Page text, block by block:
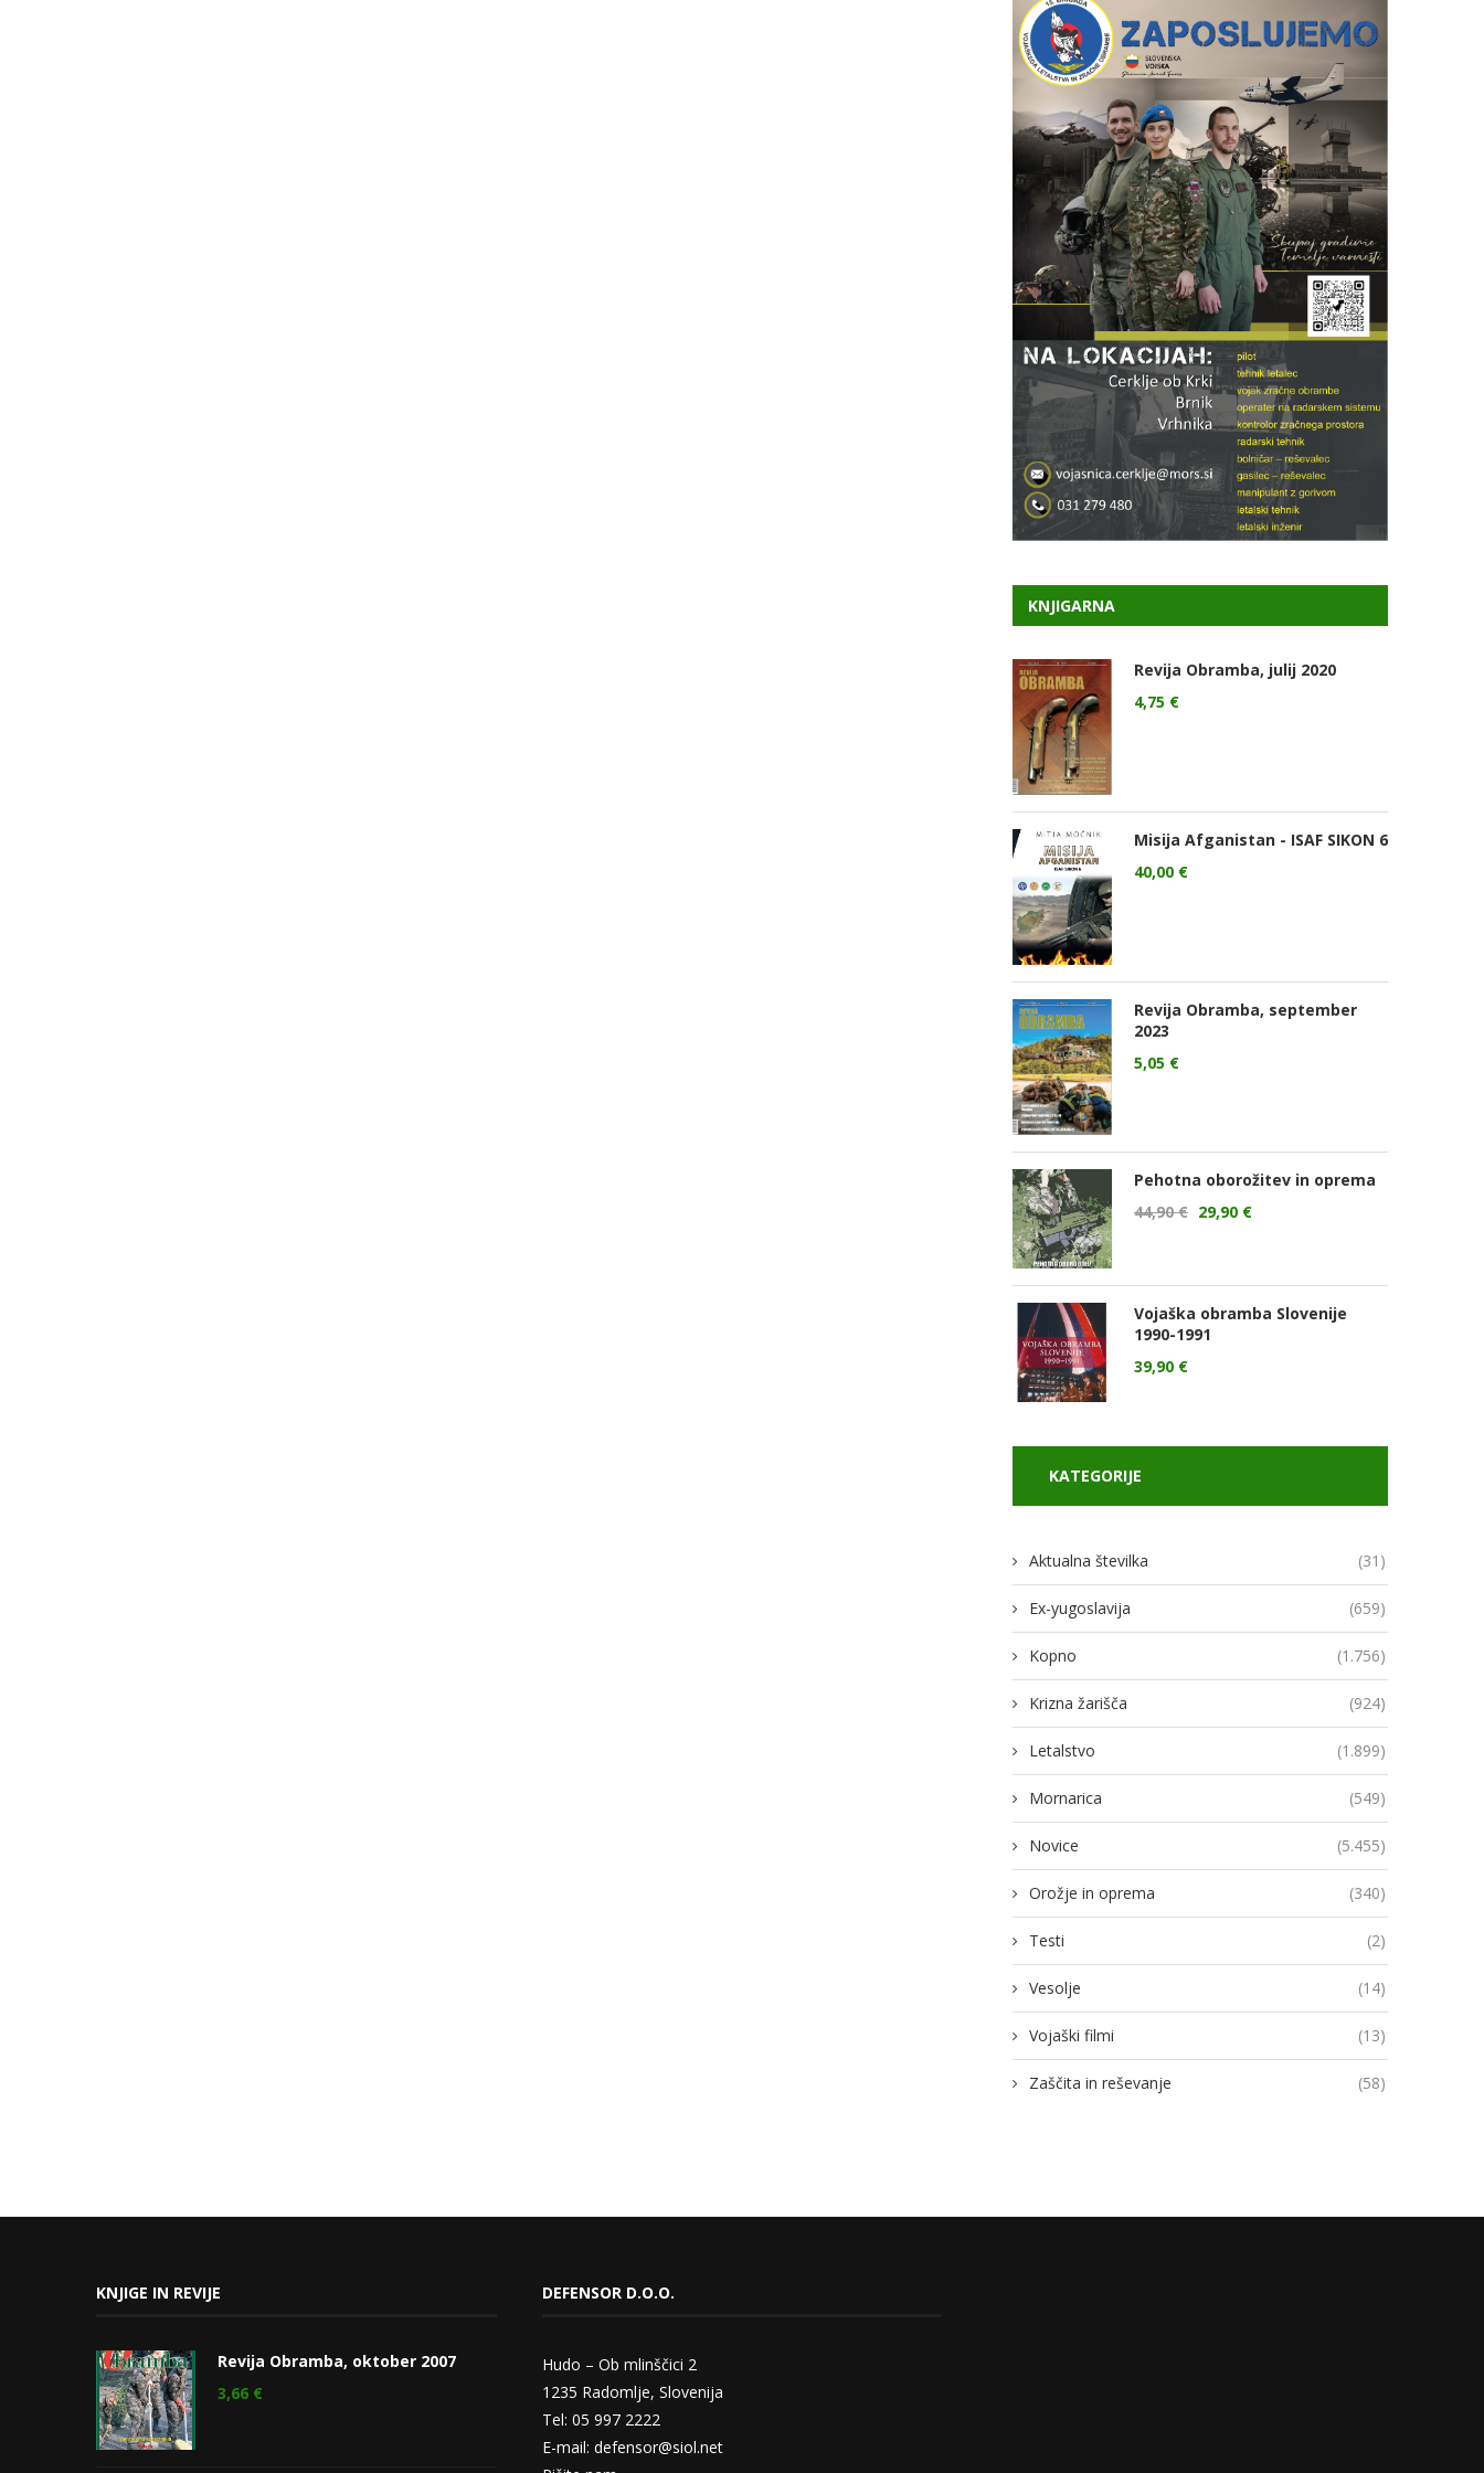
KNJIGARNA
Revija Obramba, julij 2020
4,75 €
Misija Afganistan - ISAF SIKON 6
40,00 €
Revija Obramba, september
2023
5,05 €
Pehotna oborožitev in oprema
44,90€ 29,90 €
Vojaška obramba Slovenije
1990-1991
39,90 €
KATEGORIJE
Aktualna številka (31)
Ex-yugoslavija (659)
Kopno (1.756)
Krizna žarišča (924)
Letalstvo (1.899)
Mornarica (549)
Novice (5.455)
Orožje in oprema (340)
Testi (2)
Vesolje (14)
Vojaški filmi (13)
Zaščita in reševanje (58)
KNJIGE IN REVIJE
Revija Obramba, oktober 2007
3,66 €
DEFENSOR D.O.O.
Hudo – Ob mlinščici 2
1235 Radomlje, Slovenija
Tel: 05 997 2222
E-mail: defensor@siol.net